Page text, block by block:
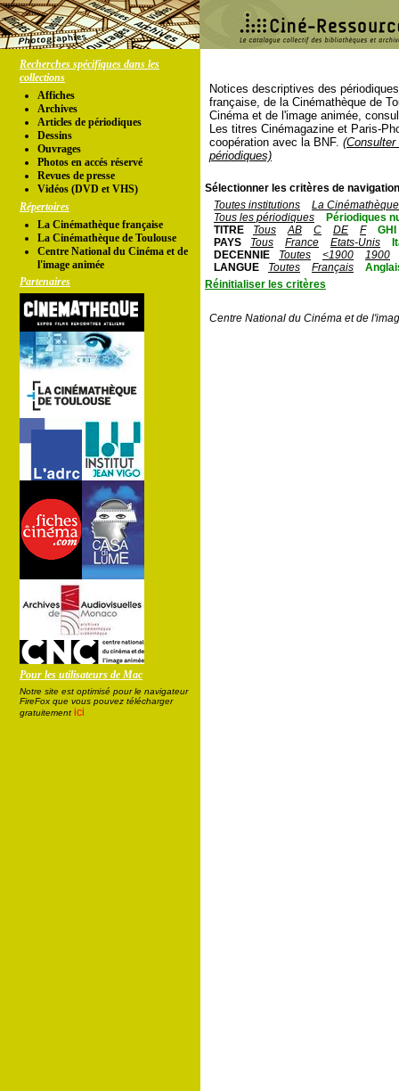
Recherches spécifiques dans les
collections
Affiches
Archives
Articles de périodiques
Dessins
Ouvrages
Photos en accés réservé
Revues de presse
Vidéos (DVD et VHS)
Répertoires
La Cinémathèque française
La Cinémathèque de Toulouse
Centre National du Cinéma et de
l'image animée
Partenaires
Pour les utilisateurs de Mac
Notre site est optimisé pour le navigateur
FireFox que vous pouvez télécharger
gratuitement ici
Notices descriptives des
française, de la Cinémathèque de
Cinéma et de l'image animée,
Les titres Cinémagazine et Paris-
coopération avec la BNF.
périodiques)
Sélectionner les critères de
Toutes institutions
La
Tous les périodiques
Périodiques
TITRE
Tous AB C DE F
GHI
PAYS
Tous France Etats-Unis
DECENNIE
Toutes <1900
1900
LANGUE
Toutes Français
Réinitialiser les critères
Centre National du Cinéma et de